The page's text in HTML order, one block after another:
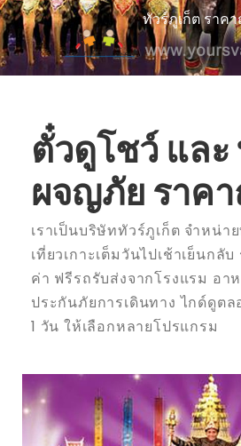
ทัวร์ภูเก็ต ราค
ตั๋วดูโชว์ และ
ผจญภัย ราค
เราเป็นบริษัททัวร์ภูเก็ต จำหน่า
เที่ยวเกาะเต็มวันไปเช้าเย็นกลั
ค่า ฟรีรถรับส่งจากโรงแรม อาห
ประกันภัยการเดินทาง ไกด์ดูต
1 วัน ให้เลือกหลายโปรแกรม